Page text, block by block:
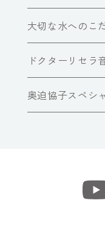
大切な水へのこ
ドクターリセラ
奥迫協子スペシ